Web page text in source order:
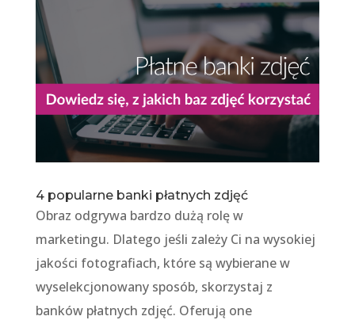
4 popularne banki płatnych zdjęć
Obraz odgrywa bardzo dużą rolę w
marketingu. Dlatego jeśli zależy Ci na wysokiej
jakości fotografiach, które są wybierane w
wyselekcjonowany sposób, skorzystaj z
banków płatnych zdjęć. Oferują one